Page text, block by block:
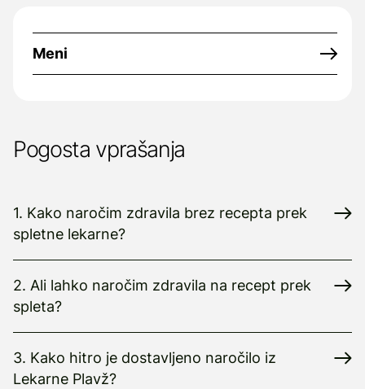
Meni
Pogosta vprašanja
1. Kako naročim zdravila brez recepta prek
spletne lekarne?
2. Ali lahko naročim zdravila na recept prek
spleta?
3. Kako hitro je dostavljeno naročilo iz
Lekarne Plavž?